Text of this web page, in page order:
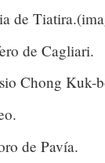
de
de Cagliari.
Chong Kuk-
de Pavía.